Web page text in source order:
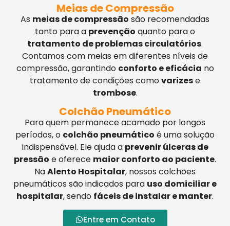
Meias de Compressão
As meias de compressão são recomendadas
tanto para a prevenção quanto para o
tratamento de problemas circulatórios.
Contamos com meias em diferentes níveis de
compressão, garantindo conforto e eficácia no
tratamento de condições comovarizese
trombose.
Colchão Pneumático
Para quem permanece acamado por longos
períodos, o colchão pneumático é uma solução
indispensável. Ele ajuda a prevenir úlceras de
pressão e oferece maior conforto ao paciente.
NaAlento Hospitalar, nossos colchões
pneumáticos são indicados para uso domiciliar e
hospitalar, sendo fáceis de instalar e manter.
Entre em Contato